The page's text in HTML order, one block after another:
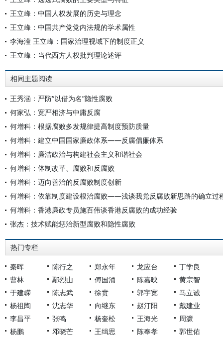
王立峰：中国人权发展的历史与理念
王立峰：中国共产党党内法规的学术属性
李海滢 王立峰：国家治理视域下的制度正义
王立峰：当代西方人权批判理论述评
相同主题阅读
王秀涵：严防“以借为名”隐性腐败
何家弘：宽严相济与中庸反腐
何增科：根据腐败多发规律提高制度预防质量
何增科：建立中国国家廉政体系——反腐倡廉体系
何增科：廉洁政治与构建社会主义和谐社会
何增科：体制改革、腐败和反腐败
何增科：迈向善治的反腐败制度创新
何增科：依靠制度建设根治腐败——浅谈我党反腐败新思路的确立过
何增科：香港廉政专员施百伟谈香港反腐败的成功经验
张杰：技术赋能惩治新型腐败和隐性腐败
热门专栏
秦晖 陈行之 郑永年 龙应台
丁学良
曹林
鄢烈山 傅国涌 陈嘉映
黄宗智
于建嵘
陈志武 徐贲 郭宇宽
马立诚
杨祖陶
沈志华 向继东 赵汀阳
戴建业
李昌平
张鸣 杨奎松 王海光
周濂
杨鹏
邓晓芒 王缉思 陈奉孝
郭世佑